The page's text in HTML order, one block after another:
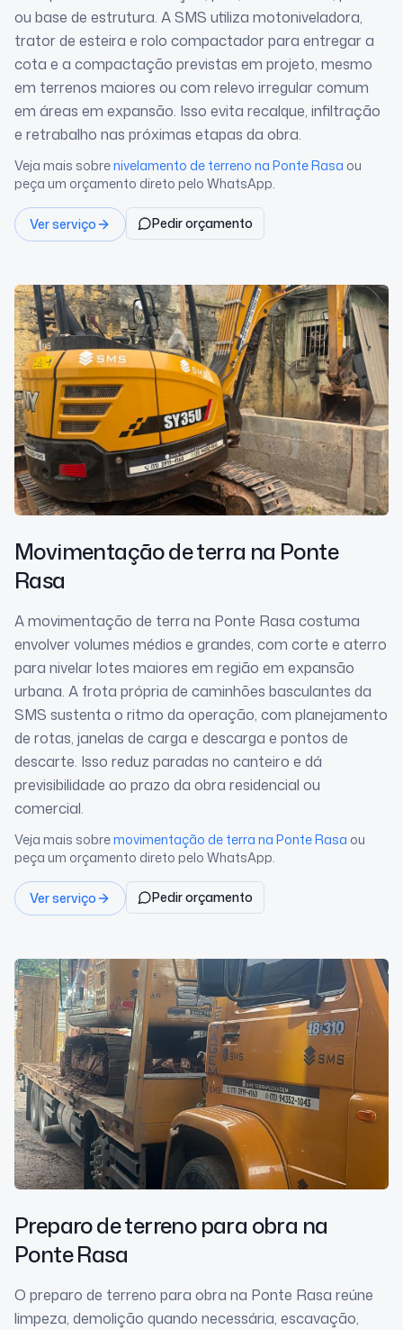
ou base de estrutura. A SMS utiliza motoniveladora,
trator de esteira e rolo compactador para entregar a
cota e a compactação previstas em projeto, mesmo
em terrenos maiores ou com relevo irregular comum
em áreas em expansão. Isso evita recalque, infiltração
e retrabalho nas próximas etapas da obra.
Veja mais sobrenivelamento de terreno na Ponte Rasa ou
peça um orçamento direto pelo WhatsApp.
Ver serviço Pedir orçamento
Movimentação de terra na Ponte
Rasa
A movimentação de terra na Ponte Rasa costuma
envolver volumes médios e grandes, com corte e aterro
para nivelar lotes maiores em região em expansão
urbana. A frota própria de caminhões basculantes da
SMS sustenta o ritmo da operação, com planejamento
de rotas, janelas de carga e descarga e pontos de
descarte. Isso reduz paradas no canteiro e dá
previsibilidade ao prazo da obra residencial ou
comercial.
Veja mais sobremovimentação de terra na Ponte Rasa ou
peça um orçamento direto pelo WhatsApp.
Ver serviço Pedir orçamento
Preparo de terreno para obra na
Ponte Rasa
O preparo de terreno para obra na Ponte Rasa reúne
limpeza, demolição quando necessária, escavação,